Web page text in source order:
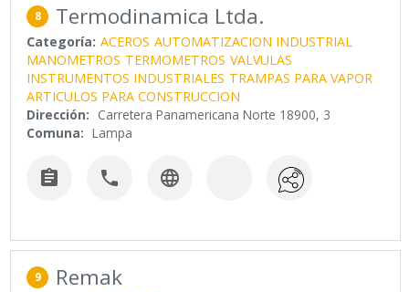
8 Termodinamica Ltda.
Categoría: ACEROS AUTOMATIZACION INDUSTRIAL
MANOMETROS TERMOMETROS VALVULAS
INSTRUMENTOS INDUSTRIALES TRAMPAS PARA VAPOR
ARTICULOS PARA CONSTRUCCION
Dirección: Carretera Panamericana Norte 18900, 3
Comuna: Lampa
  
9 Remak